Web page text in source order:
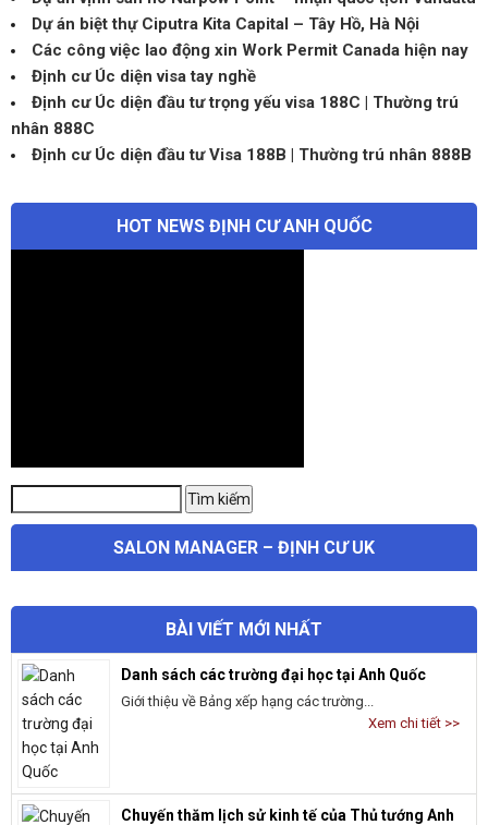
Dự án biệt thự Ciputra Kita Capital – Tây Hồ, Hà Nội
Các công việc lao động xin Work Permit Canada hiện nay
Định cư Úc diện visa tay nghề
Định cư Úc diện đầu tư trọng yếu visa 188C | Thường trú
nhân 888C
Định cư Úc diện đầu tư Visa 188B | Thường trú nhân 888B
HOT NEWS ĐỊNH CƯ ANH QUỐC
kiếm:
Tìm kiếm
SALON MANAGER – ĐỊNH CƯ UK
BÀI VIẾT MỚI NHẤT
Danh sách các trường đại học tại Anh Quốc
Giới thiệu về Bảng xếp hạng các trường...
Xem chi tiết >>
Chuyến thăm lịch sử kinh tế của Thủ tướng Anh